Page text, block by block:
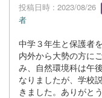
投稿日時 : 2023/08/26
者
中学３年生と保護者
内外から大勢の方に
み、自然環境科は午
なりましたが、学校
きました。ありがと